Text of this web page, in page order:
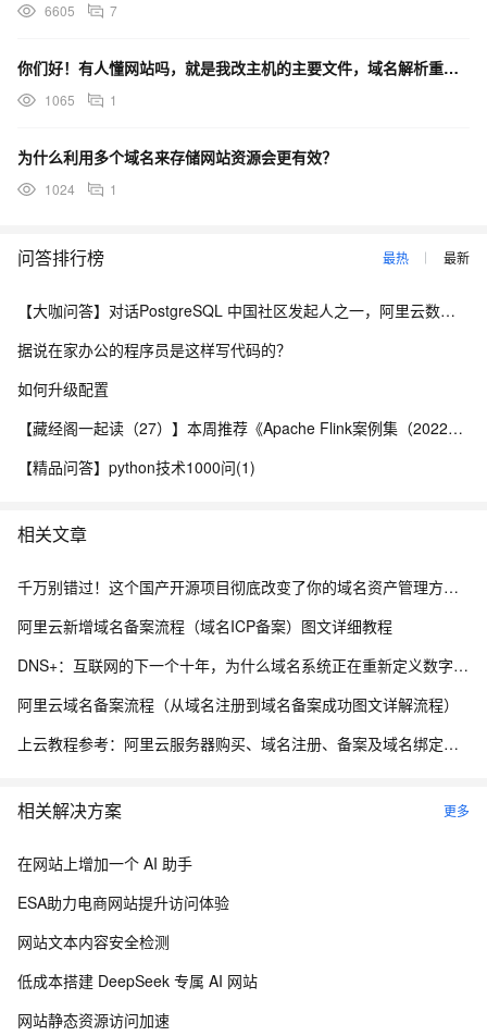
6605 7
你们好！有人懂网站吗，就是我改主机的主要文件，域名解析重新生效需要多久[思考]
1065 1
为什么利用多个域名来存储网站资源会更有效？
1024 1
问答排行榜 最热 最新
【大咖问答】对话PostgreSQL 中国社区发起人之一，阿里云数据库高级专家 德哥
据说在家办公的程序员是这样写代码的？
如何升级配置
【藏经阁一起读（27）】本周推荐《Apache Flink案例集（2022版）》，你有哪些心得？
【精品问答】python技术1000问(1)
相关文章
千万别错过！这个国产开源项目彻底改变了你的域名资产管理方式，收藏它相当于多一个安全专家！
阿里云新增域名备案流程（域名ICP备案）图文详细教程
DNS+：互联网的下一个十年，为什么域名系统正在重新定义数字生态？ ——解读《“DNS+”发展白皮书（2023）》
阿里云域名备案流程（从域名注册到域名备案成功图文详解流程）
上云教程参考：阿里云服务器购买、域名注册、备案及域名绑定全流程指南
相关解决方案 更多
在网站上增加一个 AI 助手
ESA助力电商网站提升访问体验
网站文本内容安全检测
低成本搭建 DeepSeek 专属 AI 网站
网站静态资源访问加速